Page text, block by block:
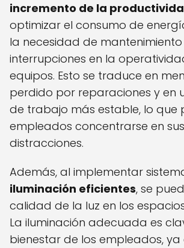
incremento de la
optimizar el consumo de
la necesidad de mantenimiento
interrupciones en la
equipos. Esto se traduce en
perdido por reparaciones y en
de trabajo más estable, lo que
empleados concentrarse en
distracciones.
Además, al implementar
iluminación eficientes, se
calidad de la luz en los
La iluminación adecuada es
bienestar de los empleados, ya